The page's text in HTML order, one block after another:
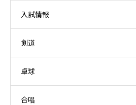
入試情報
剣道
卓球
合唱